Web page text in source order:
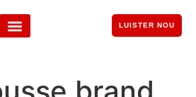
LUISTER NOU